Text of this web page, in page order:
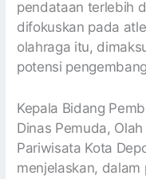
pendataan terlebih
difokuskan pada
olahraga itu,
potensi
Kepala Bidang
Dinas Pemuda,
Pariwisata Kota
menjelaskan,